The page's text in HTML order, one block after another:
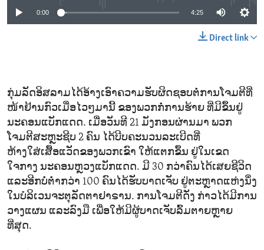
0:00 4:25
Direct link
ກຸ່ມລັດອິສລາມໄດ້ອ້າງເອົາຄວາມຮັບຜິດຊອບຕໍ່ການໂຈມຕີທີ່
ໜ້າຢ້ານກົວເມື່ອໄວໆມານີ້ ຂອງພວກກໍ່ການຮ້າຍ ທີ່ມີຂຶ້ນຢູ່
ນະຄອນແບັກແດດ. ເມື່ອວັນທີ 21 ມັງກອນຜ່ານມາ ພວກ
ໂຈມຕີສະຫຼະຊີບ 2 ຄົນ ໄດ້ບີບຄະນວນລະເບີດທີ່
ຫ້າງໃສ່ເສື້ອແວັດຂອງພວກເຂົາ ໃຫ້ແຕກຂຶ້ນ ຢູ່ໃນເຂດ
ໃຈກາງ ນະຄອນຫຼວງແບັກແດດ. ມີ 30 ກວ່າຄົນໄດ້ເສຍຊີວິດ
ແລະອີກບໍ່ຕໍ່າກວ່າ 100 ຄົນໄດ້ຮັບບາດເຈັບ ຢູ່ຕະຫຼາດແຫ່ງນຶ່ງ
ໃນບໍລິເວນຈະຕຸລັດຕາຢາຣານ. ການໂຈມຕີດັ່ງ ກ່າວໄດ້ມີການ
ວາງແຜນ ແລະລົງມື ເພື່ອໃຫ້ມີຜູ້ບາດເຈັບລົ້ມຕາຍຫຼາຍ
ທີ່ສຸດ.